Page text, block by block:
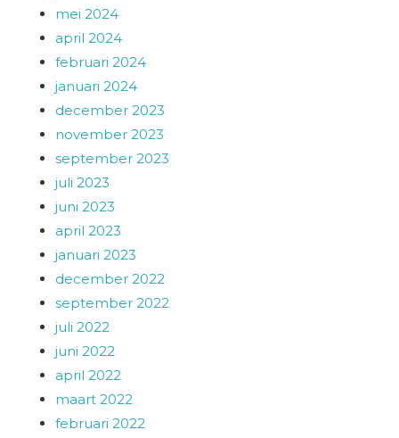
mei 2024
april 2024
februari 2024
januari 2024
december 2023
november 2023
september 2023
juli 2023
juni 2023
april 2023
januari 2023
december 2022
september 2022
juli 2022
juni 2022
april 2022
maart 2022
februari 2022